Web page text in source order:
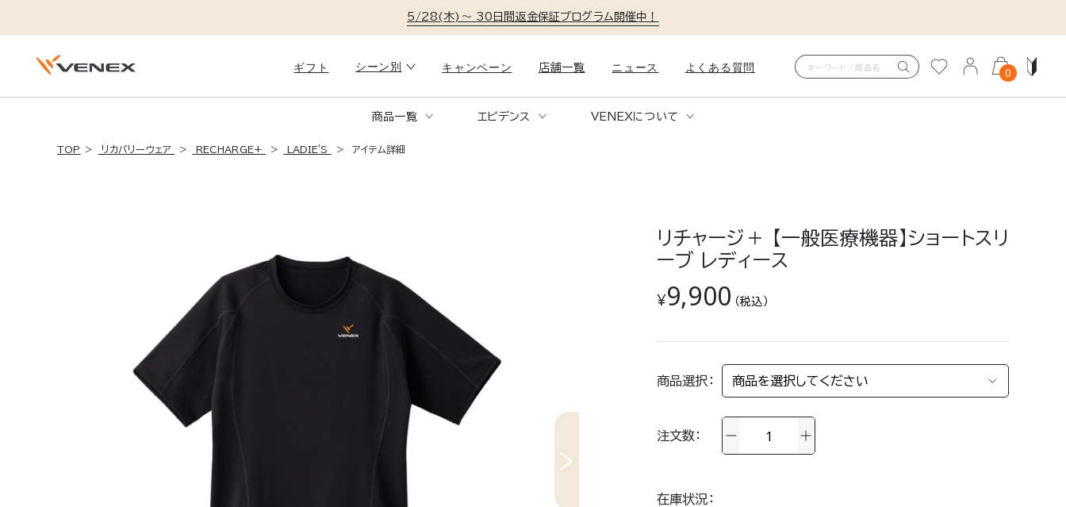
5/28(木)～ 30日間返金保証プログラム開催中！
ギフト シーン別
おうち時間も、体を整える時間に。
ソファでの読書も、TV鑑賞も、全身をやさし
く包む快適ウェア。
トレーニング後の体をクールダウン。
着るだけで筋肉のこわばりを優しくサポー
ト。
RECOVERY MOVE
リカバリムーヴ
る人へ。旅先でも仕事でも、移動しながら整
トラベル
ACCESORRY
カバンにリカバリーを詰め込んで。
"つけるだけでオフライン"な旅のマストギ
キャンペーン 店舗一覧 ニュース よくある質問 0
商品一覧 エビデンス VENEXについて
TOP リカバリーウェア RECHARGE+ LADIE'S アイテム詳細
リチャージ＋ 【一般医療機器】ショートスリ
ーブ レディース
¥9,900 （税込）
商品選択
注文数
在庫状況